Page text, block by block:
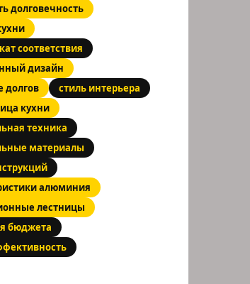
долговечность
соответствия
дизайн
долгов
стиль интерьера
кухни
техника
материалы
алюминия
лестницы
бюджета